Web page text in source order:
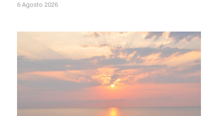
6 Agosto 2026